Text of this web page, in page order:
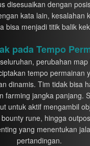
disesuaikan dengan
kata lain, kesalahan
bisa menjadi titik balik
pada Tempo
perubahan map
tempo permainan
dinamis. Tim tidak bisa
farming jangka panjang.
untuk aktif mengambil
rune, hingga
yang menentukan
pertandingan.